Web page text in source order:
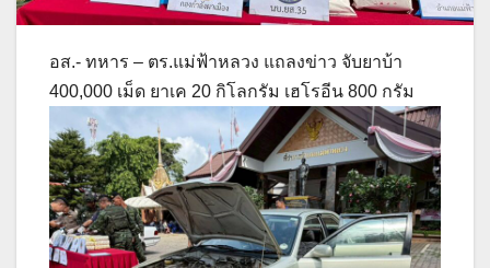
อส.- ทหาร – ตร.แม่ฟ้าหลวง แถลงข่าว จับยาบ้า
400,000 เม็ด ยาเค 20 กิโลกรัม เฮโรอีน 800 กรัม